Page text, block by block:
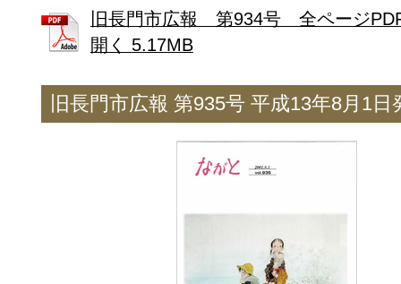
旧長門市広報 第934号 全ページ
開く 5.17MB
旧長門市広報 第935号 平成13年8月1日